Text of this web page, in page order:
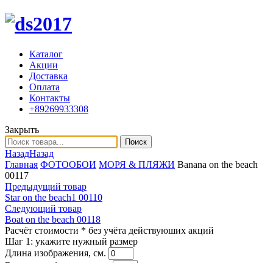
Каталог
Акции
Доставка
Оплата
Контакты
+89269933308
Закрыть
Поиск
НазадНазад
Главная ФОТООБОИ МОРЯ & ПЛЯЖИ Banana on the beach
00117
Предыдущий товар
Star on the beach1 00110
Следующий товар
Boat on the beach 00118
Расчёт стоимости * без учёта действуюших акций
Шаг 1: укажите нужный размер
Длина изображения, см.